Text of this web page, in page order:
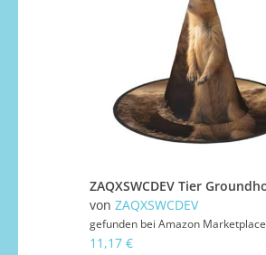
von ZAQXSWCDEV
gefunden bei Amazon Marketplace
11,17 €